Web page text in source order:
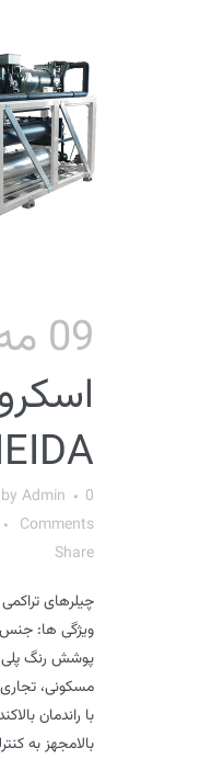
09 مه
by Admin
0
Comments
Share
ویژگی ها: جنس
پوشش رنگ
با راندمان
بالامجهز به